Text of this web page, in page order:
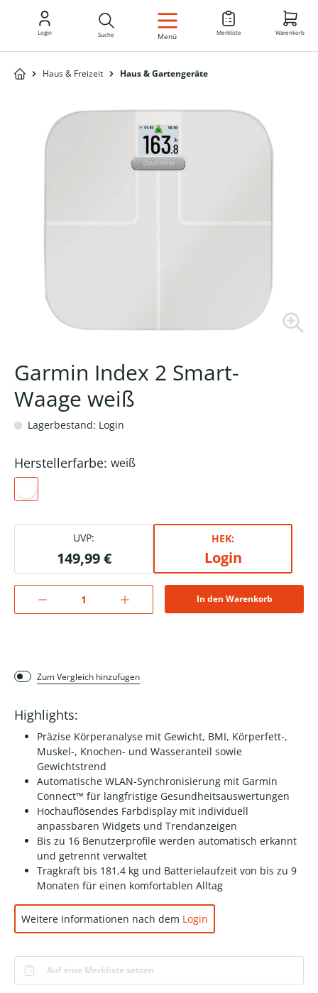
DE
Login Suche Menü Merkliste Warenkorb
Haus & Freizeit Haus & Gartengeräte
Garmin Index 2 Smart-
Waage weiß
Lagerbestand: Login
Herstellerfarbe: weiß
UVP:
149,99 €
HEK:
Login
In den Warenkorb
Zum Vergleich hinzufügen
Highlights:
Präzise Körperanalyse mit Gewicht, BMI, Körperfett-,
Muskel-, Knochen- und Wasseranteil sowie
Gewichtstrend
Automatische WLAN-Synchronisierung mit Garmin
Connect™ für langfristige Gesundheitsauswertungen
Hochauflösendes Farbdisplay mit individuell
anpassbaren Widgets und Trendanzeigen
Bis zu 16 Benutzerprofile werden automatisch erkannt
und getrennt verwaltet
Tragkraft bis 181,4 kg und Batterielaufzeit von bis zu 9
Monaten für einen komfortablen Alltag
Weitere Informationen nach dem Login
Auf eine Merkliste setzen